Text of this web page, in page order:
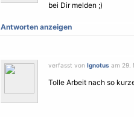
bei Dir melden ;)
Antworten anzeigen
verfasst von Ignotus am 29.
Tolle Arbeit nach so